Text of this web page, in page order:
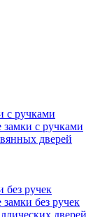
с ручками
замки с ручками
дверей
без ручек
без ручек